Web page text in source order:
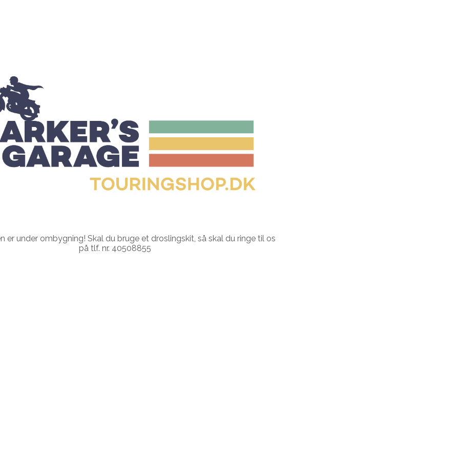
er under ombygning! Skal du bruge et droslingskit, så skal du ringe til os
på tlf. nr. 40508855